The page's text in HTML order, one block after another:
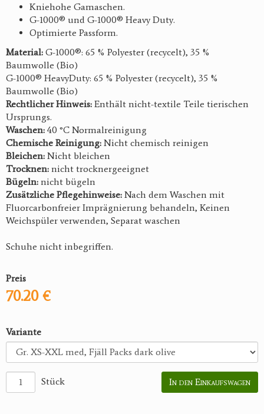
Kniehohe Gamaschen.
G-1000® und G-1000® Heavy Duty.
Optimierte Passform.
Material: G-1000®: 65 % Polyester (recycelt), 35 %
Baumwolle (Bio)
G-1000® HeavyDuty: 65 % Polyester (recycelt), 35 %
Baumwolle (Bio)
Rechtlicher Hinweis: Enthält nicht-textile Teile tierischen
Ursprungs.
Waschen: 40 °C Normalreinigung
Chemische Reinigung: Nicht chemisch reinigen
Bleichen: Nicht bleichen
Trocknen: nicht trocknergeeignet
Bügeln: nicht bügeln
Zusätzliche Pflegehinweise: Nach dem Waschen mit
Fluorcarbonfreier Imprägnierung behandeln, Keinen
Weichspüler verwenden, Separat waschen
Schuhe nicht inbegriffen.
Preis
70.20 €
Variante
Stück In den Einkaufswagen